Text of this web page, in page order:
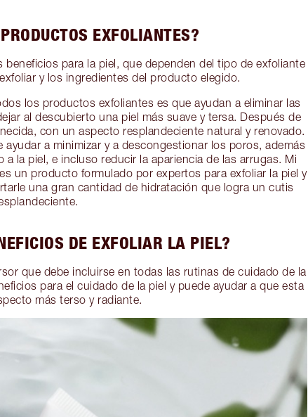
EXFOLIANTES?
para la piel, que dependen del tipo de exfoliante
y los ingredientes del producto elegido.
los productos exfoliantes es que ayudan a eliminar las
al descubierto una piel más suave y tersa. Después de
con un aspecto resplandeciente natural y renovado.
a minimizar y a descongestionar los poros, además
la piel, e incluso reducir la apariencia de las arrugas. Mi
es un producto formulado por expertos para exfoliar la piel y
una gran cantidad de hidratación que logra un cutis
DE EXFOLIAR LA PIEL?
que debe incluirse en todas las rutinas de cuidado de la
para el cuidado de la piel y puede ayudar a que esta
más terso y radiante.